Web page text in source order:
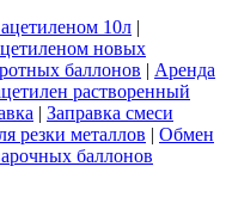
10л |
новых
баллонов | Аренда
растворенный
| Заправка смеси
резки металлов | Обмен
баллонов